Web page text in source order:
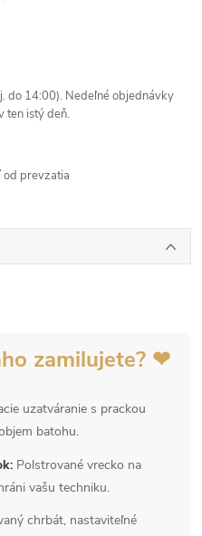
do 14:00). Nedeľné objednávky
ten istý deň.
od prevzatia
zamilujete? ❤
uzatváranie s prackou
batohu.
Polstrované vrecko na
vašu techniku.
chrbát, nastaviteľné